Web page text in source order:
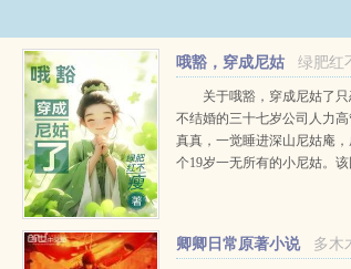
绿肥红
哦豁，穿成尼姑
关于哦豁，穿成尼姑了
不结婚的三十七岁公司人力
真真，一觉睡进深山尼姑庵，
个19岁一无所有的小尼姑。该
富知识积累，一门心思搞...
多木
卿卿日常原著小说